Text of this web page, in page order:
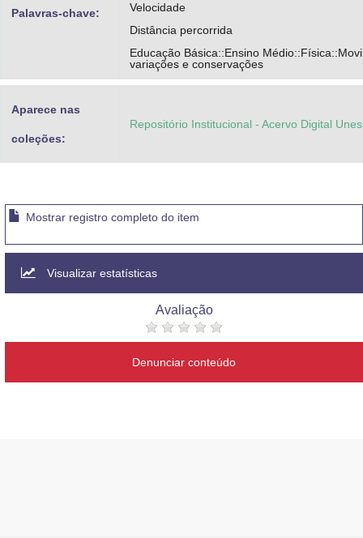
Palavras-chave:
Velocidade
Distância percorrida
Educação Básica::Ensino
variações e conservações
Aparece nas
coleções:
Repositório Institucional - Acervo Digital
Mostrar registro completo do item
Visualizar estatísticas
Avaliação
Denunciar conteúdo